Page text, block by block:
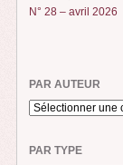
N° 28 – avril 2026
PAR AUTEUR
PAR TYPE